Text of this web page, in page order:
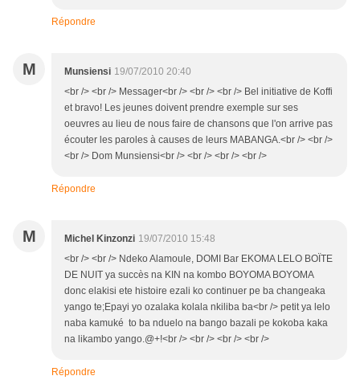
Répondre
M Munsiensi 19/07/2010 20:40
<br /> <br /> Messager<br /> <br /> <br /> Bel initiative de Koffi
et bravo! Les jeunes doivent prendre exemple sur ses
oeuvres au lieu de nous faire de chansons que l'on arrive pas
écouter les paroles à causes de leurs MABANGA.<br /> <br />
<br /> Dom Munsiensi<br /> <br /> <br /> <br />
Répondre
M Michel Kinzonzi 19/07/2010 15:48
<br /> <br /> Ndeko Alamoule, DOMI Bar EKOMA LELO BOÏTE
DE NUIT ya succès na KIN na kombo BOYOMA BOYOMA
donc elakisi ete histoire ezali ko continuer pe ba changeaka
yango te;Epayi yo ozalaka kolala nkiliba ba<br /> petit ya lelo
naba kamuké to ba nduelo na bango bazali pe kokoba kaka
na likambo yango.@+!<br /> <br /> <br /> <br />
Répondre